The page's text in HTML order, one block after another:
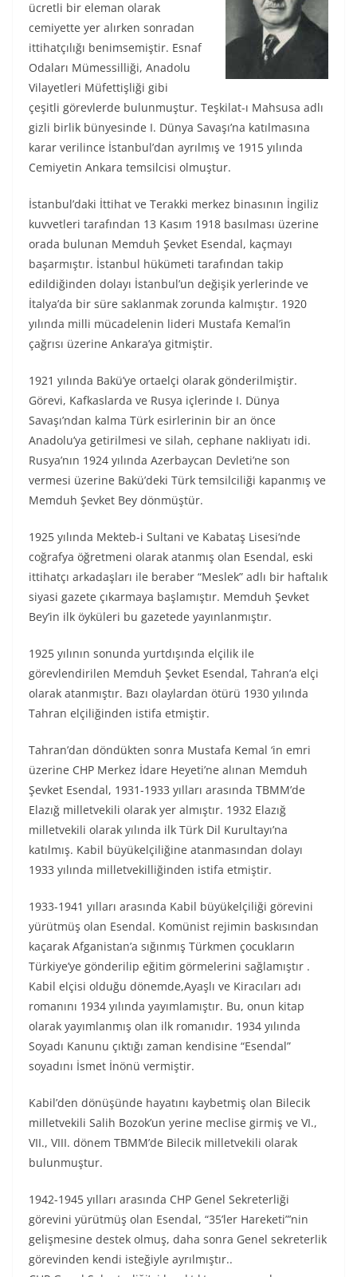
ücretli bir eleman olarak
cemiyette yer alırken sonradan
ittihatçılığı benimsemiştir. Esnaf
Odaları Mümessilliği, Anadolu
Vilayetleri Müfettişliği gibi
çeşitli görevlerde bulunmuştur. Teşkilat-ı Mahsusa adlı
gizli birlik bünyesinde I. Dünya Savaşı’na katılmasına
karar verilince İstanbul’dan ayrılmış ve 1915 yılında
Cemiyetin Ankara temsilcisi olmuştur.
İstanbul’daki İttihat ve Terakki merkez binasının İngiliz
kuvvetleri tarafından 13 Kasım 1918 basılması üzerine
orada bulunan Memduh Şevket Esendal, kaçmayı
başarmıştır. İstanbul hükümeti tarafından takip
edildiğinden dolayı İstanbul’un değişik yerlerinde ve
İtalya’da bir süre saklanmak zorunda kalmıştır. 1920
yılında milli mücadelenin lideri Mustafa Kemal’in
çağrısı üzerine Ankara’ya gitmiştir.
1921 yılında Bakü’ye ortaelçi olarak gönderilmiştir.
Görevi, Kafkaslarda ve Rusya içlerinde I. Dünya
Savaşı’ndan kalma Türk esirlerinin bir an önce
Anadolu’ya getirilmesi ve silah, cephane nakliyatı idi.
Rusya’nın 1924 yılında Azerbaycan Devleti’ne son
vermesi üzerine Bakü’deki Türk temsilciliği kapanmış ve
Memduh Şevket Bey dönmüştür.
1925 yılında Mekteb-i Sultani ve Kabataş Lisesi‘nde
coğrafya öğretmeni olarak atanmış olan Esendal, eski
ittihatçı arkadaşları ile beraber “Meslek” adlı bir haftalık
siyasi gazete çıkarmaya başlamıştır. Memduh Şevket
Bey’in ilk öyküleri bu gazetede yayınlanmıştır.
1925 yılının sonunda yurtdışında elçilik ile
görevlendirilen Memduh Şevket Esendal, Tahran’a elçi
olarak atanmıştır. Bazı olaylardan ötürü 1930 yılında
Tahran elçiliğinden istifa etmiştir.
Tahran’dan döndükten sonra Mustafa Kemal ‘in emri
üzerine CHP Merkez İdare Heyeti’ne alınan Memduh
Şevket Esendal, 1931-1933 yılları arasında TBMM’de
Elazığ milletvekili olarak yer almıştır. 1932 Elazığ
milletvekili olarak yılında ilk Türk Dil Kurultayı’na
katılmış. Kabil büyükelçiliğine atanmasından dolayı
1933 yılında milletvekilliğinden istifa etmiştir.
1933-1941 yılları arasında Kabil büyükelçiliği görevini
yürütmüş olan Esendal. Komünist rejimin baskısından
kaçarak Afganistan’a sığınmış Türkmen çocukların
Türkiye’ye gönderilip eğitim görmelerini sağlamıştır .
Kabil elçisi olduğu dönemde,Ayaşlı ve Kiracıları adı
romanını 1934 yılında yayımlamıştır. Bu, onun kitap
olarak yayımlanmış olan ilk romanıdır. 1934 yılında
Soyadı Kanunu çıktığı zaman kendisine “Esendal”
soyadını İsmet İnönü vermiştir.
Kabil’den dönüşünde hayatını kaybetmiş olan Bilecik
milletvekili Salih Bozok’un yerine meclise girmiş ve VI.,
VII., VIII. dönem TBMM’de Bilecik milletvekili olarak
bulunmuştur.
1942-1945 yılları arasında CHP Genel Sekreterliği
görevini yürütmüş olan Esendal, “35’ler Hareketi”’nin
gelişmesine destek olmuş, daha sonra Genel sekreterlik
görevinden kendi isteğiyle ayrılmıştır..